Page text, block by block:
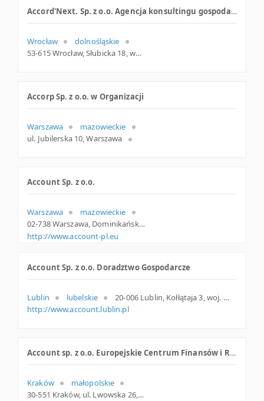
Accord'Next. Sp. z o.o. Agencja konsultingu gospodarczego
Wrocław
dolnośląskie
53-615 Wrocław, Słubicka 18, woj. Dolnośląskie, pow. Wrocław, gm. Wrocław
Accorp Sp. z o.o. w Organizacji
Warszawa
mazowieckie
ul. Jubilerska 10, Warszawa
Account Sp. z o.o.
Warszawa
mazowieckie
02-738 Warszawa, Dominikańska 9 lok. 138, woj. Mazowieckie, pow. Warszawa, gm. Warszawa
http://www.account-pl.eu
Account Sp. z o.o. Doradztwo Gospodarcze
Lublin lubelskie
20-006 Lublin, Kołłątaja 3, woj. Lubelskie, pow. Lublin, gm. Lublin
http://www.account.lublin.pl
Account sp. z o.o. Europejskie Centrum Finansów i Rachunkowości
Kraków
małopolskie
30-551 Kraków, ul. Lwowska 26, małopolskie